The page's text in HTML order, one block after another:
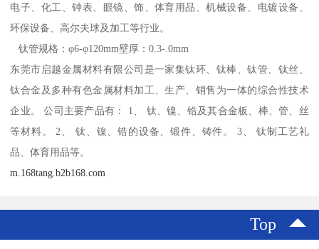
电子、化工、钟表、眼镜、饰、体育用品、机械设备、电镀设备、
环保设备、高尔夫球及加工等行业。
钛管规格：φ6-φ120mm壁厚：0.3-.0mm
东莞市启越金属材料有限公司是一家集钛环、钛棒、钛管、钛丝、
钛合金及多种有色金属材料加工、生产、销售为一体的综合性技术
企业。 公司主要产品有： 1、 钛、镍、锆及其合金板、棒、管、丝
等材料。 2、 钛、镍、锆的设备、锻件、铸件。 3、 钛制工艺礼
品、体育用品等。
m.168tang.b2b168.com
Top